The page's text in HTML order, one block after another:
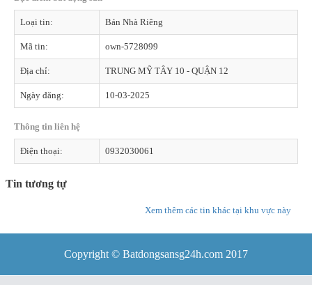
Loại tin: Bán Nhà Riêng
Mã tin: own-5728099
Địa chỉ: TRUNG MỸ TÂY 10 - QUẬN 12
Ngày đăng: 10-03-2025
Thông tin liên hệ
Điện thoại: 0932030061
Tin tương tự
Xem thêm các tin khác tại khu vực này
Copyright © Batdongsansg24h.com 2017